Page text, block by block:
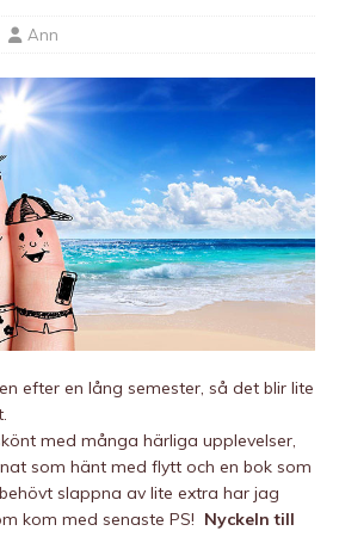
Ann
efter en lång semester, så det blir lite
med många härliga upplevelser,
som hänt med flytt och en bok som
slappna av lite extra har jag
kom med senaste PS! Nyckeln till